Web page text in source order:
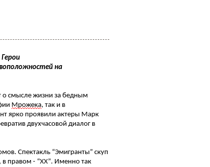
на
о смысле жизни за бедным
Мрожека, так и в
ярко проявили актеры Марк
двухчасовой диалог в
Спектакль “Эмигранты” скуп
в правом - “ХХ”. Именно так